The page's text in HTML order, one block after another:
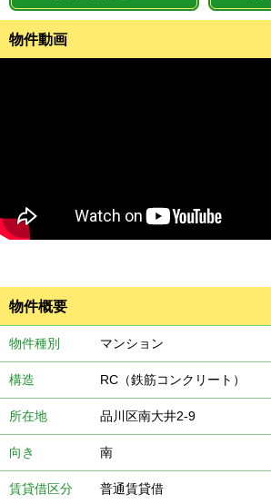
物件動画
物件概要
物件種別 マンション
構造 RC（鉄筋コンクリート）
所在地 品川区南大井2-9
向き 南
賃貸借区分 普通賃貸借